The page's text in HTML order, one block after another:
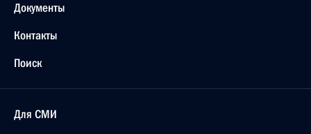
Документы
Контакты
Поиск
Для СМИ